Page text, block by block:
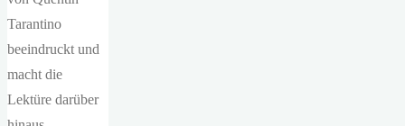
Tarantino
beeindruckt und
macht die
Lektüre darüber